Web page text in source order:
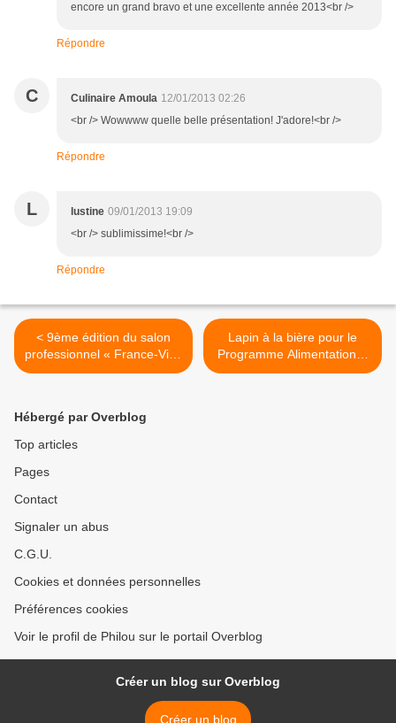
encore un grand bravo et une excellente année 2013<br />
Répondre
C Culinaire Amoula 12/01/2013 02:26
<br /> Wowwww quelle belle présentation! J'adore!<br />
Répondre
L lustine 09/01/2013 19:09
<br /> sublimissime!<br />
Répondre
< 9ème édition du salon
professionnel « France-Vins
»
Lapin à la bière pour le
Programme Alimentation &
Insertion >
Hébergé par Overblog
Top articles
Pages
Contact
Signaler un abus
C.G.U.
Cookies et données personnelles
Préférences cookies
Voir le profil de Philou sur le portail Overblog
Créer un blog sur Overblog
Créer un blog